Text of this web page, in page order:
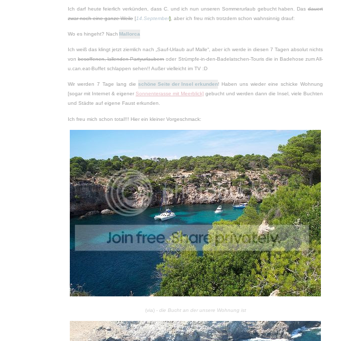
Ich darf heute feierlich verkünden, dass C. und ich nun unseren Sommerurlaub gebucht haben. Das dauert
zwar noch eine ganze Weile [14.September] , aber ich freu mich trotzdem schon wahnsinnig drauf:
Wo es hingeht? Nach Mallorca
Ich weiß das klingt jetzt ziemlich nach „Sauf-Urlaub auf Malle“, aber ich werde in diesen 7 Tagen absolut nichts
vonbesoffenen, lallenden Partyurlaubernoder Strümpfe-in-den-Badelatschen-Touris die in Badehose zum All-
u.can.eat-Buffet schlappen sehen!! Außer vielleicht im TV :D
Wir werden 7 Tage lang die schöne Seite der Insel erkunden! Haben uns wieder eine schicke Wohnung
[sogar mit Internet & eigener Sonnenterasse mit Meerblick] gebucht und werden dann die Insel, viele Buchten
und Städte auf eigene Faust erkunden.
Ich freu mich schon total!!! Hier ein kleiner Vorgeschmack:
(via) - die Bucht an der unsere Wohnung ist